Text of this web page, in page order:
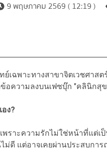
9 พฤษภาคม 2569 ( 12:19 )
ย์เฉพาะทางสาขาจิตเวชศาส
อความลงบนเฟซบุ๊ก "คลินิกสุ
ง?
พราะความรักไม่ใช่หน้าที่แต่
ม่ดี แต่อาจเคยผ่านประสบการ